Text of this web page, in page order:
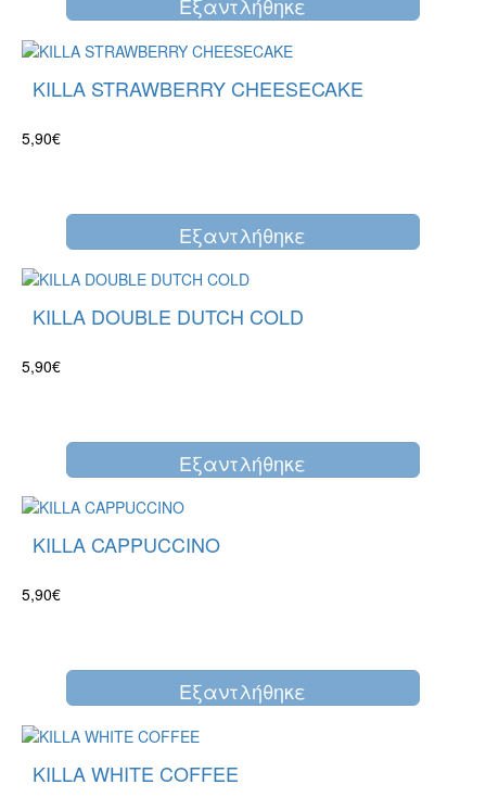
Eξαντλήθηκε
KILLA STRAWBERRY CHEESECAKE
5,90€
Eξαντλήθηκε
KILLA DOUBLE DUTCH COLD
5,90€
Eξαντλήθηκε
KILLA CAPPUCCINO
5,90€
Eξαντλήθηκε
KILLA WHITE COFFEE